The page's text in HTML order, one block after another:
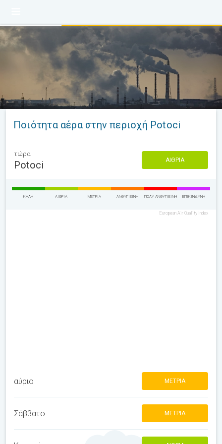
Ποιότητα αέρα στην περιοχή Potoci
τώρα
Potoci ΑΊΘΡΙΑ
ΚΑΛΉ ΑΊΘΡΙΑ ΜΈΤΡΙΑ ΑΝΘΥΓΙΕΙΝΉ ΠΟΛΎ ΑΝΘΥΓΙΕΙΝΉ ΕΠΙΚΊΝΔΥΝΗ
European Air Quality Index
αύριο ΜΈΤΡΙΑ
Σάββατο ΜΈΤΡΙΑ